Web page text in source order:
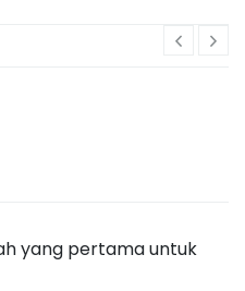
yang pertama untuk